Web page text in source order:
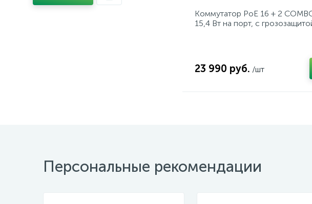
Коммутатор PoE 16 + 2
15,4 Вт на порт, с
23 990 руб. /шт
Персональные рекомендации